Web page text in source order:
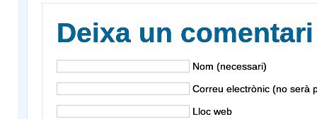
Deixa un comentari
Nom (necessari)
Correu electrònic (no serà
Lloc web